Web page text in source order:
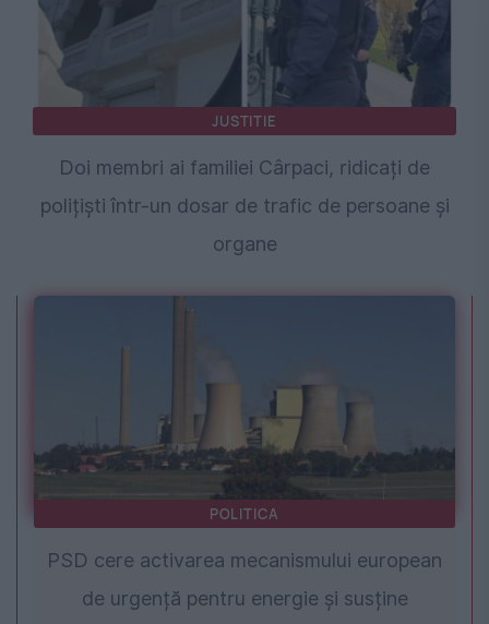
JUSTITIE
Doi membri ai familiei Cârpaci, ridicați de
polițiști într-un dosar de trafic de persoane și
organe
POLITICA
PSD cere activarea mecanismului european
de urgență pentru energie și susține